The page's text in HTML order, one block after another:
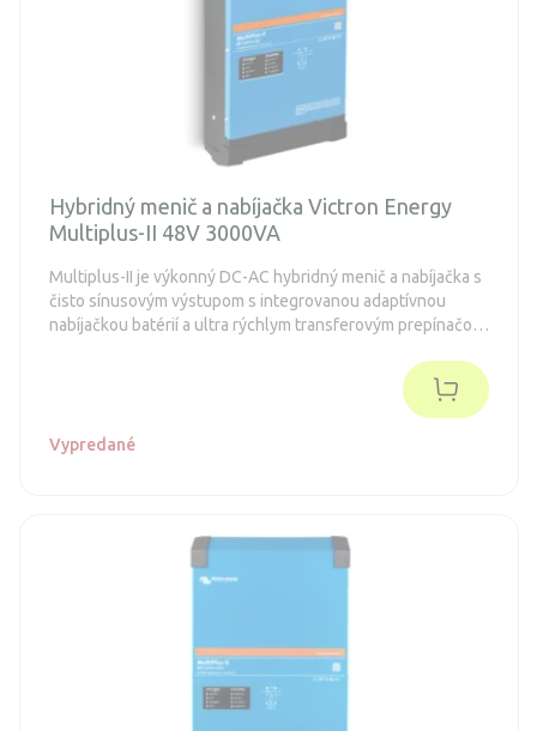
Hybridný menič a nabíjačka Victron Energy
Multiplus-II 48V 3000VA
Multiplus-II je výkonný DC-AC hybridný menič a nabíjačka s
čisto sínusovým výstupom s integrovanou adaptívnou
nabíjačkou batérií a ultra rýchlym transferovým prepínačom
Vypredané